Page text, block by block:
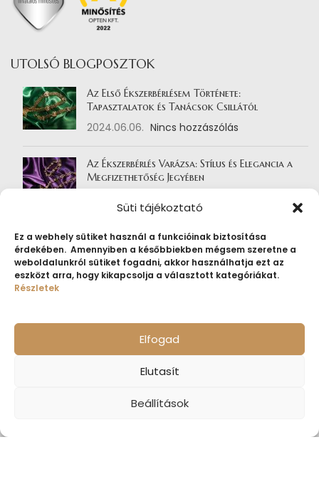
Süti tájékoztató
Ez a webhely sütiket használ a funkcióinak biztosítása
érdekében. Amennyiben a későbbiekben mégsem szeretne a
weboldalunkról sütiket fogadni, akkor használhatja ezt az
eszközt arra, hogy kikapcsolja a választott kategóriákat.
Részletek
Elfogad
Elutasít
Beállítások
UTOLSÓ BLOGPOSZTOK
Az Első Ékszerbérlésem Története:
Tapasztalatok és Tanácsok Csillától
2024.06.06. Nincs hozzászólás
Az Ékszerbérlés Varázsa: Stílus és Elegancia a
Megfizethetőség Jegyében
SEGÍTSÉG
Gyakori kérdések
Szállítási információ
FONTOS INFORMÁCIÓK